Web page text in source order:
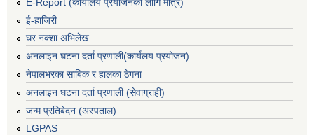
ई-हाजिरी
घर नक्शा अभिलेख
अनलाइन घटना दर्ता प्रणाली(कार्यलय प्रयोजन)
नेपालभरका साबिक र हालका ठेगना
अनलाइन घटना दर्ता प्रणाली (सेवाग्राही)
जन्म प्रतिबेदन (अस्पताल)
LGPAS